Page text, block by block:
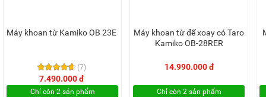
Máy khoan từ Kamiko OB 23E
(7)
7.490.000 đ
Chỉ còn 2 sản phẩm
Máy khoan từ đế xoay có Taro
Kamiko OB-28RER
14.990.000 đ
Chỉ còn 2 sản phẩm